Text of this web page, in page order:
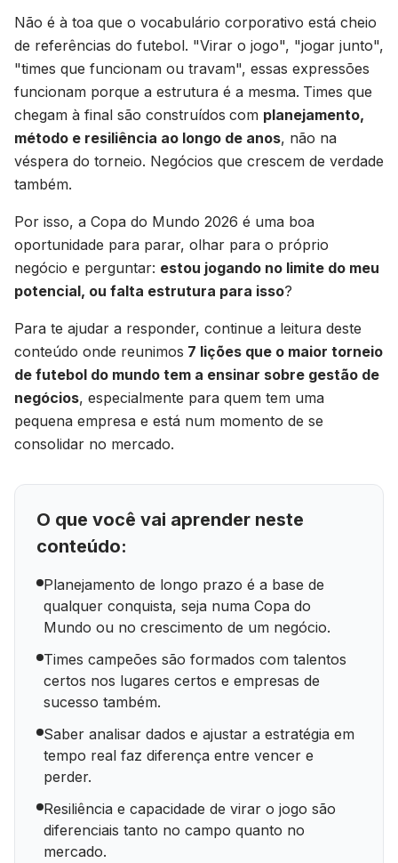
Não é à toa que o vocabulário corporativo está cheio
de referências do futebol. "Virar o jogo", "jogar junto",
"times que funcionam ou travam", essas expressões
funcionam porque a estrutura é a mesma. Times que
chegam à final são construídos com planejamento,
método e resiliência ao longo de anos, não na
véspera do torneio. Negócios que crescem de verdade
também.
Por isso, a Copa do Mundo 2026 é uma boa
oportunidade para parar, olhar para o próprio
negócio e perguntar: estou jogando no limite do meu
potencial, ou falta estrutura para isso?
Para te ajudar a responder, continue a leitura deste
conteúdo onde reunimos 7 lições que o maior torneio
de futebol do mundo tem a ensinar sobre gestão de
negócios, especialmente para quem tem uma
pequena empresa e está num momento de se
consolidar no mercado.
O que você vai aprender neste
conteúdo:
Planejamento de longo prazo é a base de
qualquer conquista, seja numa Copa do
Mundo ou no crescimento de um negócio.
Times campeões são formados com talentos
certos nos lugares certos e empresas de
sucesso também.
Saber analisar dados e ajustar a estratégia em
tempo real faz diferença entre vencer e
perder.
Resiliência e capacidade de virar o jogo são
diferenciais tanto no campo quanto no
mercado.